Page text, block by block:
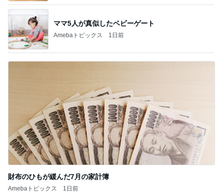
ママ5人が真似したベビーゲート
Amebaトピックス 1日前
財布のひもが緩んだ7月の家計簿
Amebaトピックス 1日前